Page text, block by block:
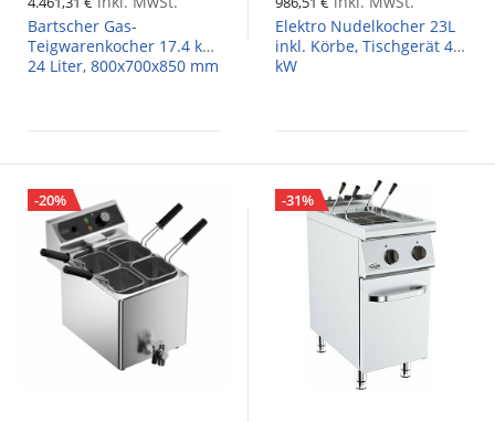
Bartscher Gas-
Teigwarenkocher 17.4 kW,
24 Liter, 800x700x850 mm
Elektro Nudelkocher 23L
inkl. Körbe, Tischgerät 4,5
kW
-20% -31%